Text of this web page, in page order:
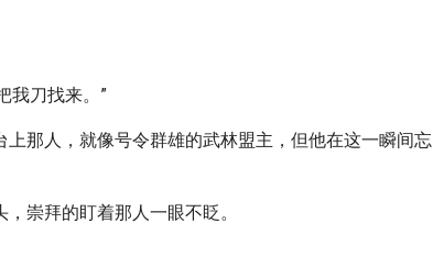
我刀找来。”
那人，就像号令群雄的武林盟主，但他在这一瞬间忘
崇拜的盯着那人一眼不眨。